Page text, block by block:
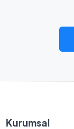
Kurumsal